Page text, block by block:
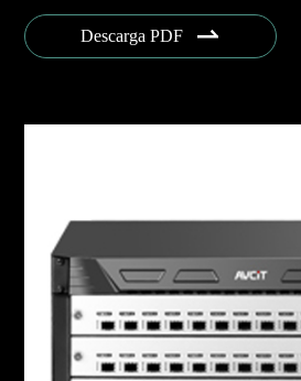
Descarga PDF 